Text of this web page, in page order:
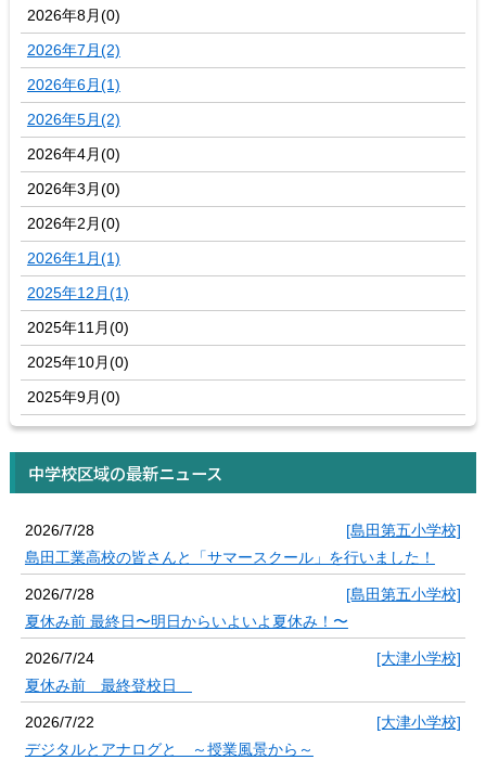
2026年8月(0)
2026年7月(2)
2026年6月(1)
2026年5月(2)
2026年4月(0)
2026年3月(0)
2026年2月(0)
2026年1月(1)
2025年12月(1)
2025年11月(0)
2025年10月(0)
2025年9月(0)
中学校区域の最新ニュース
2026/7/28
[島田第五小学校]
島田工業高校の皆さんと「サマースクール」を行いました！
2026/7/28
[島田第五小学校]
夏休み前 最終日〜明日からいよいよ夏休み！〜
2026/7/24
[大津小学校]
夏休み前 最終登校日
2026/7/22
[大津小学校]
デジタルとアナログと ～授業風景から～